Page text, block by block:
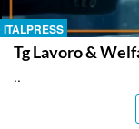
ITALPRESS
Tg Lavoro &
..